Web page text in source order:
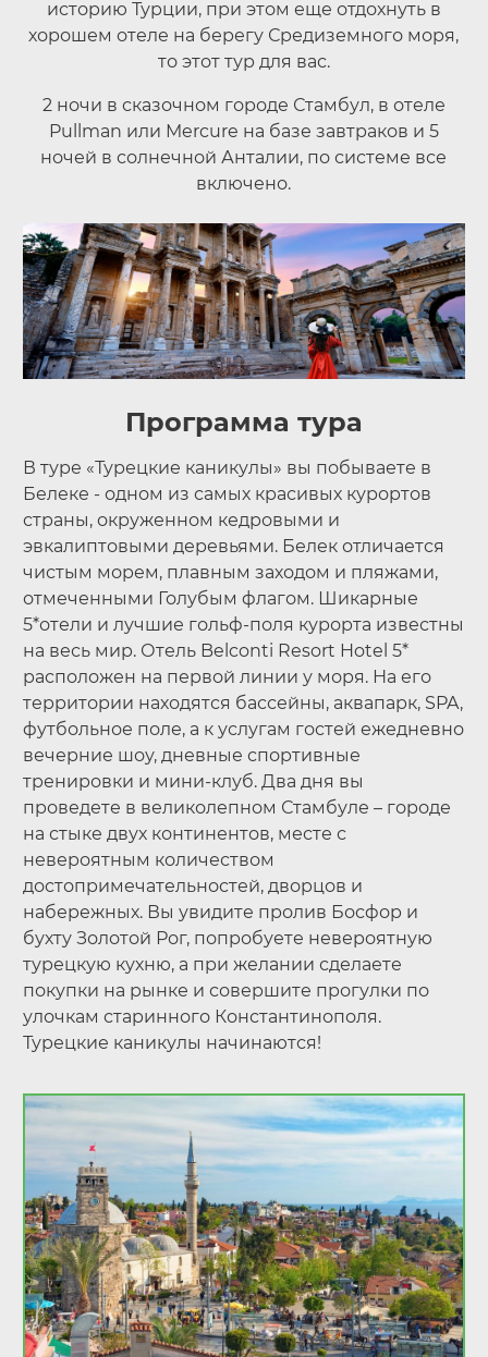
историю Турции, при этом еще отдохнуть в
хорошем отеле на берегу Средиземного моря,
то этот тур для вас.
2 ночи в сказочном городе Стамбул, в отеле
Pullman или Mercure на базе завтраков и 5
ночей в солнечной Анталии, по системе все
включено.
Программа тура
В туре «Турецкие каникулы» вы побываете в
Белеке - одном из самых красивых курортов
страны, окруженном кедровыми и
эвкалиптовыми деревьями. Белек отличается
чистым морем, плавным заходом и пляжами,
отмеченными Голубым флагом. Шикарные
5*отели и лучшие гольф-поля курорта известны
на весь мир. Отель Belconti Resort Hotel 5*
расположен на первой линии у моря. На его
территории находятся бассейны, аквапарк, SPA,
футбольное поле, а к услугам гостей ежедневно
вечерние шоу, дневные спортивные
тренировки и мини-клуб. Два дня вы
проведете в великолепном Стамбуле – городе
на стыке двух континентов, месте с
невероятным количеством
достопримечательностей, дворцов и
набережных. Вы увидите пролив Босфор и
бухту Золотой Рог, попробуете невероятную
турецкую кухню, а при желании сделаете
покупки на рынке и совершите прогулки по
улочкам старинного Константинополя.
Турецкие каникулы начинаются!